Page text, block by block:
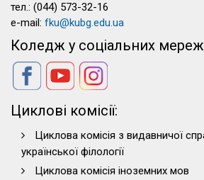
тел.: (044) 573-32-16
e-mail: fku@kubg.edu.ua
Коледж у соціальних
Циклові комісії:
Циклова комісія з видавничої
української філології
Циклова комісія іноземних мов